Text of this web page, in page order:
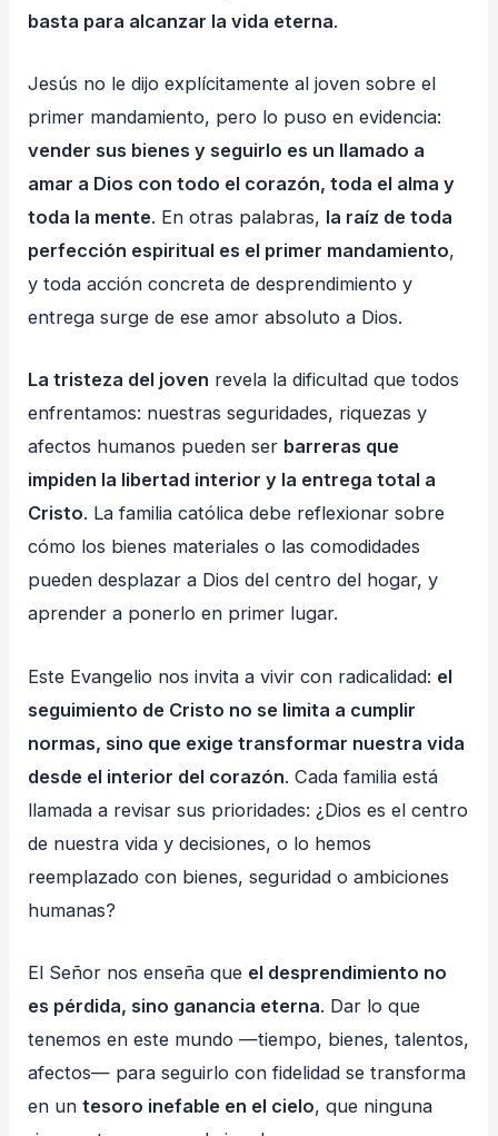
basta para alcanzar la vida eterna.
Jesús no le dijo explícitamente al joven sobre el
primer mandamiento, pero lo puso en evidencia:
vender sus bienes y seguirlo es un llamado a
amar a Dios con todo el corazón, toda el alma y
toda la mente. En otras palabras, la raíz de toda
perfección espiritual es el primer mandamiento,
y toda acción concreta de desprendimiento y
entrega surge de ese amor absoluto a Dios.
La tristeza del joven revela la dificultad que todos
enfrentamos: nuestras seguridades, riquezas y
afectos humanos pueden ser barreras que
impiden la libertad interior y la entrega total a
Cristo. La familia católica debe reflexionar sobre
cómo los bienes materiales o las comodidades
pueden desplazar a Dios del centro del hogar, y
aprender a ponerlo en primer lugar.
Este Evangelio nos invita a vivir con radicalidad: el
seguimiento de Cristo no se limita a cumplir
normas, sino que exige transformar nuestra vida
desde el interior del corazón. Cada familia está
llamada a revisar sus prioridades: ¿Dios es el centro
de nuestra vida y decisiones, o lo hemos
reemplazado con bienes, seguridad o ambiciones
humanas?
El Señor nos enseña que el desprendimiento no
es pérdida, sino ganancia eterna. Dar lo que
tenemos en este mundo —tiempo, bienes, talentos,
afectos— para seguirlo con fidelidad se transforma
en untesoro inefable en el cielo, que ninguna